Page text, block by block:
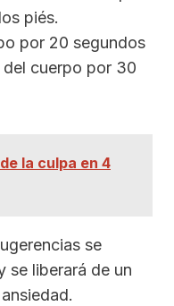
piés.
por 20 segundos
cuerpo por 30
la culpa en 4
se
se liberará de un